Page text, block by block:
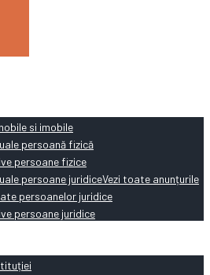
si imobile
persoană fizică
persoane fizice
persoane juridiceVezi toate anunțurile
persoanelor juridice
persoane juridice